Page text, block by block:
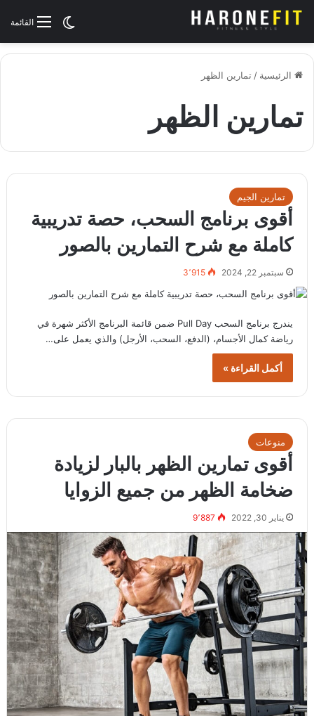
القائمةالوضع
الرئيسية / تمارين الظهر
تمارين الظهر
تمارين الجيم
أقوى برنامج السحب، حصة تدريبية
كاملة مع شرح التمارين بالصور
سبتمبر 22, 2024 3٬915
يندرج برنامج السحب Pull Day ضمن قائمة البرنامج الأكثر شهرة في
رياضة كمال الأجسام، (الدفع، السحب، الأرجل) والذي يعمل على…
أكمل القراءة »
منوعات
أقوى تمارين الظهر بالبار لزيادة
ضخامة الظهر من جميع الزوايا
يناير 30, 2022 9٬887